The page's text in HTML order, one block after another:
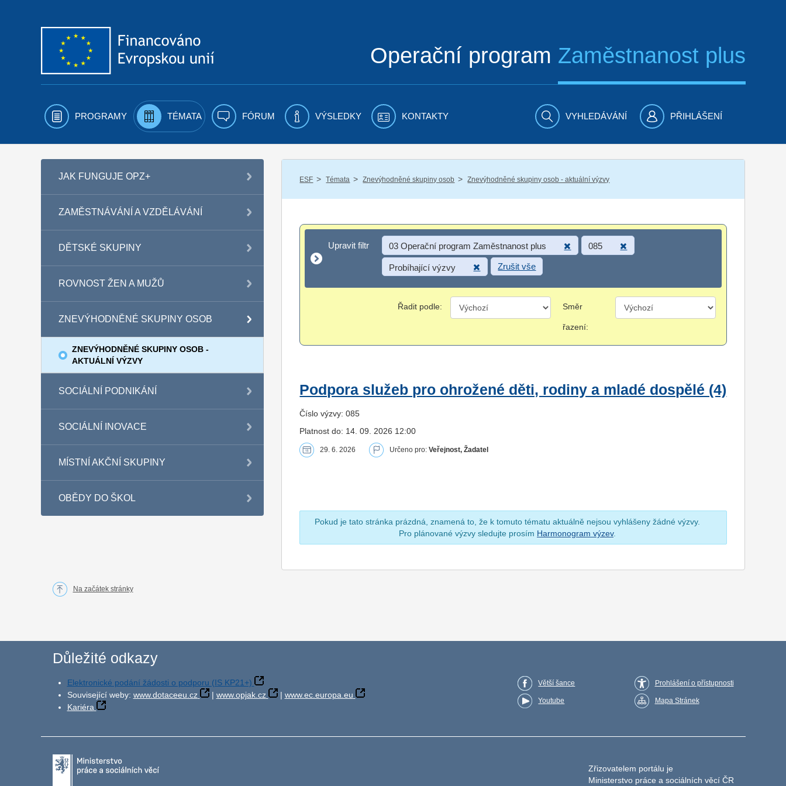
Operační program Zaměstnanost plus
PROGRAMY TÉMATA FÓRUM VÝSLEDKY KONTAKTY VYHLEDÁVÁNÍ PŘIHLÁŠENÍ
JAK FUNGUJE OPZ+
ZAMĚSTNÁVÁNÍ A VZDĚLÁVÁNÍ
DĚTSKÉ SKUPINY
ROVNOST ŽEN A MUŽŮ
ZNEVÝHODNĚNÉ SKUPINY OSOB
ZNEVÝHODNĚNÉ SKUPINY OSOB -
AKTUÁLNÍ VÝZVY
SOCIÁLNÍ PODNIKÁNÍ
SOCIÁLNÍ INOVACE
MÍSTNÍ AKČNÍ SKUPINY
OBĚDY DO ŠKOL
ESF / Témata / Znevýhodněné skupiny osob / Znevýhodněné skupiny osob - aktuální výzvy
Upravit filtr
Upravit filtr 03 Operační program Zaměstnanost plus 085
Probíhající výzvy Zrušit vše
Řadit podle: Směr
řazení:
Podpora služeb pro ohrožené děti, rodiny a mladé dospělé (4)
Číslo výzvy: 085
Platnost do: 14. 09. 2026 12:00
29. 6. 2026 Určeno pro:Veřejnost, Žadatel
Pokud je tato stránka prázdná, znamená to, že k tomuto tématu aktuálně nejsou vyhlášeny žádné výzvy.
Pro plánované výzvy sledujte prosím Harmonogram výzev.
Na začátek stránky
Důležité odkazy
Elektronické podání žádosti o podporu (IS KP21+)
Související weby: www.dotaceeu.cz | www.opjak.cz | www.ec.europa.eu
Kariéra
Větší šance
Youtube
Prohlášení o přístupnosti
Mapa Stránek
Zřizovatelem portálu je
Ministerstvo práce a sociálních věcí ČR